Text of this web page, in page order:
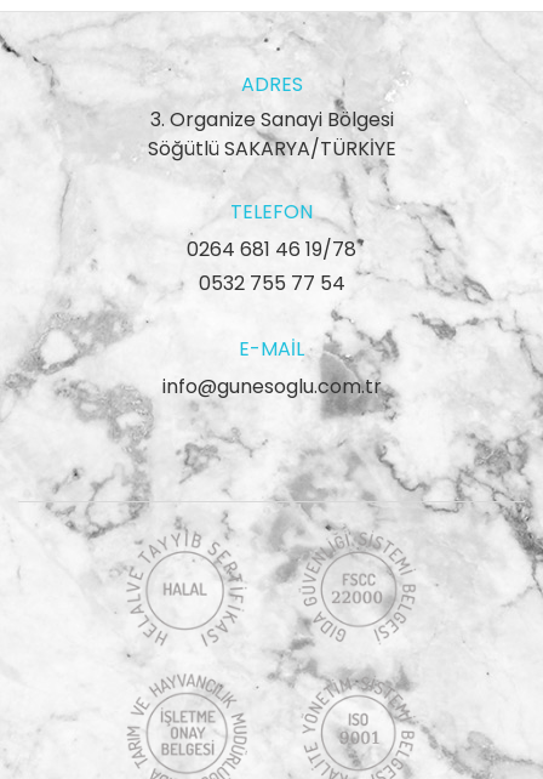
ADRES
3. Organize Sanayi Bölgesi
Söğütlü SAKARYA/TÜRKİYE
TELEFON
0264 681 46 19/78
0532 755 77 54
E-MAIL
info@gunesoglu.com.tr